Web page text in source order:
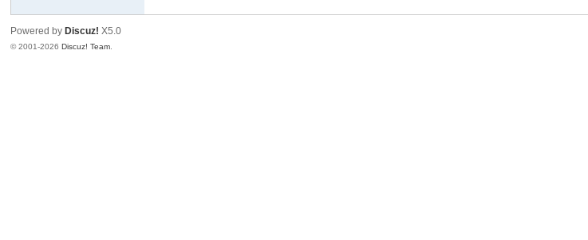
Powered by Discuz! X5.0
© 2001-2026Discuz! Team